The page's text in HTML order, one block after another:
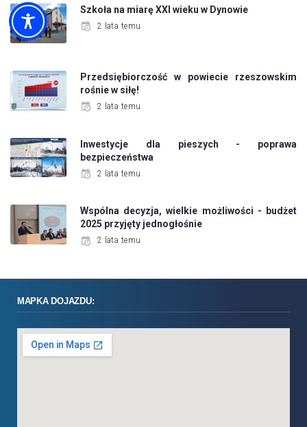
Szkoła na miarę XXI wieku w Dynowie
2 lata temu
Przedsiębiorczość w powiecie rzeszowskim
rośnie w siłę!
2 lata temu
Inwestycje dla pieszych - poprawa
bezpieczeństwa
2 lata temu
Wspólna decyzja, wielkie możliwości - budżet
2025 przyjęty jednogłośnie
2 lata temu
MAPKA DOJAZDU: